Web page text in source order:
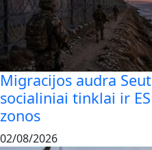
Migracijos audra
socialiniai tinklai ir
zonos
02/08/2026